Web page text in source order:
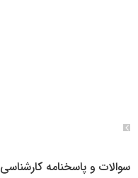
سوالات و پاسخنامه کارشناسی